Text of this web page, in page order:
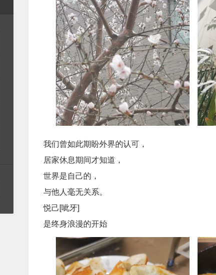
我们曾如此期盼外界的认可，
居家休息期间才知道，
世界是自己的，
与他人毫无关系。
悦己[呲牙]
是终身浪漫的开始